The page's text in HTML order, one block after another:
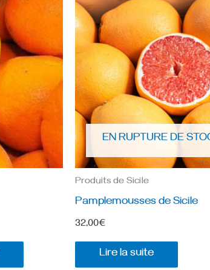
EN RUPTURE DE
Produits de Sicile
Pamplemousses de Sicile
32,00€
Lire la suite